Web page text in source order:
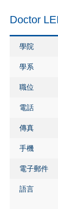
Doctor
學院
學系
職位
電話
傳真
手機
電子郵件
語言